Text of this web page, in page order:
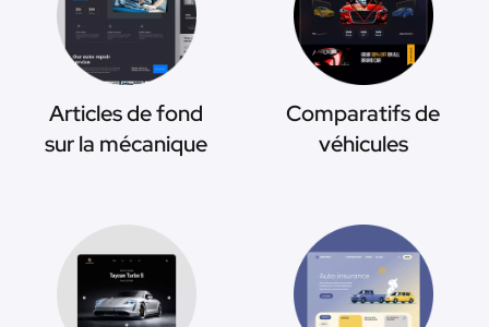
Articles de fond
sur la mécanique
Comparatifs de
véhicules